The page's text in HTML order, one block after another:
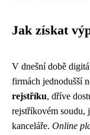
Jak získat
V dnešní době
firmách jednodušší
rejstříku, dříve
rejstříkovém soudu,
kanceláře. Online